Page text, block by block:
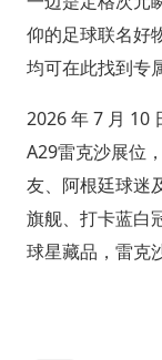
仰的足球联名好
均可在此找到专
2026 年 7 月 10
A29雷克沙展位
友、阿根廷球迷
旗舰、打卡蓝白
球星藏品，雷克